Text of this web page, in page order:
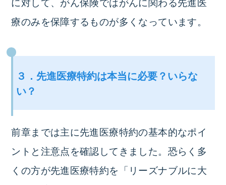
療のみを保障するものが多くなっています。
３．先進医療特約は本当に必要？いらな
い？
前章までは主に先進医療特約の基本的なポイ
ントと注意点を確認してきました。恐らく多
くの方が先進医療特約を「リーズナブルに大